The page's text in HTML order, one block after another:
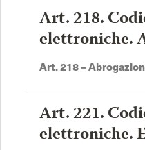
Convenzione Europea
dell'Uomo
Codice del processo
Codice delle
elettroniche
Codice di giustizia
Art. 218.
elettroniche.
Art. 218 –
Art. 221.
elettroniche.